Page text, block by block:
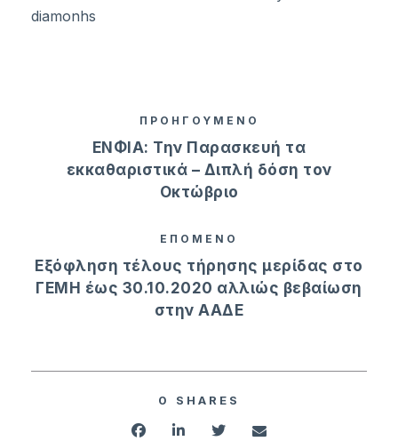
diamonhs
ΠΡΟΗΓΟΥΜΕΝΟ
ΕΝΦΙΑ: Την Παρασκευή τα
εκκαθαριστικά – Διπλή δόση τον
Οκτώβριο
ΕΠΟΜΕΝΟ
Εξόφληση τέλους τήρησης μερίδας στο
ΓΕΜΗ έως 30.10.2020 αλλιώς βεβαίωση
στην ΑΑΔΕ
0 SHARES